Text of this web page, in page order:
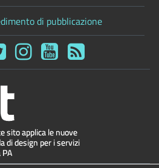
di pubblicazione